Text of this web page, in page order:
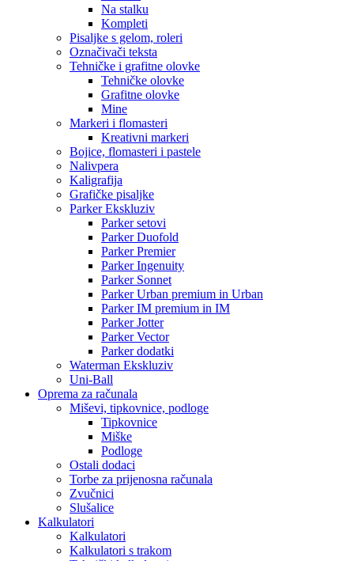
Na stalku
Kompleti
Pisaljke s gelom, roleri
Označivači teksta
Tehničke i grafitne olovke
Tehničke olovke
Grafitne olovke
Mine
Markeri i flomasteri
Kreativni markeri
Bojice, flomasteri i pastele
Nalivpera
Kaligrafija
Grafičke pisaljke
Parker Ekskluziv
Parker setovi
Parker Duofold
Parker Premier
Parker Ingenuity
Parker Sonnet
Parker Urban premium in Urban
Parker IM premium in IM
Parker Jotter
Parker Vector
Parker dodatki
Waterman Ekskluziv
Uni-Ball
Oprema za računala
Miševi, tipkovnice, podloge
Tipkovnice
Miške
Podloge
Ostali dodaci
Torbe za prijenosna računala
Zvučnici
Slušalice
Kalkulatori
Kalkulatori
Kalkulatori s trakom